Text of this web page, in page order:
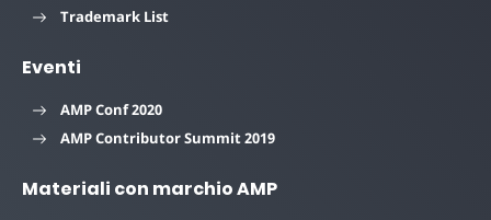
Trademark List
Eventi
AMP Conf 2020
AMP Contributor Summit 2019
Materiali con marchio AMP